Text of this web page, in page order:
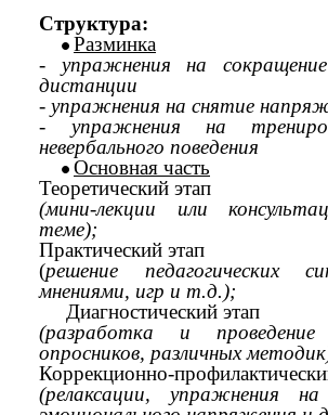
Структура:
Разминка
- упражнения на сокращение
дистанции
- упражнения на снятие
- упражнения на
невербального поведения
Основная часть
Теоретический этап
(мини-лекции или
теме);
Практический этап
(решение педагогических
мнениями, игр и т.д.);
Диагностический этап
(разработка и проведение
опросников, различных
Коррекционно-
(релаксации, упражнения